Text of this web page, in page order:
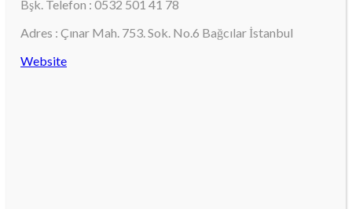
Bşk. Telefon : 0532 501 41 78
Adres : Çınar Mah. 753. Sok. No.6 Bağcılar İstanbul
Website